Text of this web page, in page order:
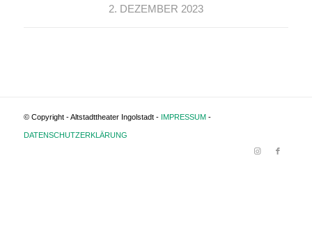
2. DEZEMBER 2023
© Copyright - Altstadttheater Ingolstadt - IMPRESSUM -
DATENSCHUTZERKLÄRUNG